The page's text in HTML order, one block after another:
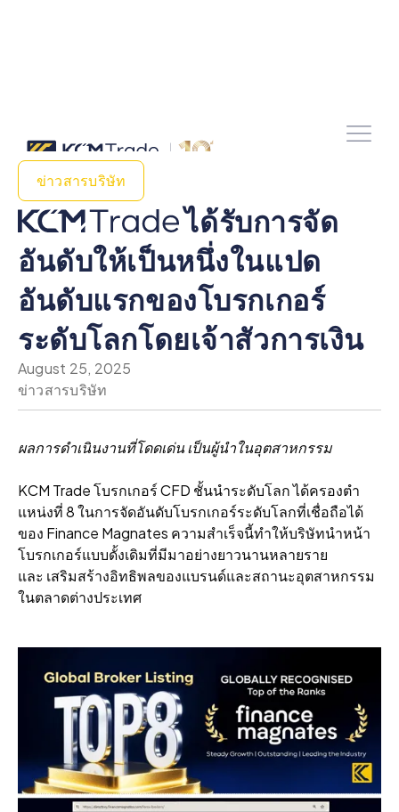
ข่าวสารบริษัท
ได้รับการจัด
อันดับให้เป็นหนึ่งในแปด
อันดับแรกของโบรกเกอร์
ระดับโลกโดยเจ้าสัวการเงิน
August 25, 2025
ข่าวสารบริษัท
ผลการดําเนินงานที่โดดเด่น เป็นผู้นําในอุตสาหกรรม
KCM Trade โบรกเกอร์ CFD ชั้นนําระดับโลก ได้ครองตํา
แหน่งที่ 8 ในการจัดอันดับโบรกเกอร์ระดับโลกที่เชื่อถือได้
ของ Finance Magnates ความสําเร็จนี้ทําให้บริษัทนําหน้า
โบรกเกอร์แบบดั้งเดิมที่มีมาอย่างยาวนานหลายราย
และ เสริมสร้างอิทธิพลของแบรนด์และสถานะอุตสาหกรรม
ในตลาดต่างประเทศ